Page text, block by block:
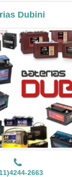
Dubini
2663